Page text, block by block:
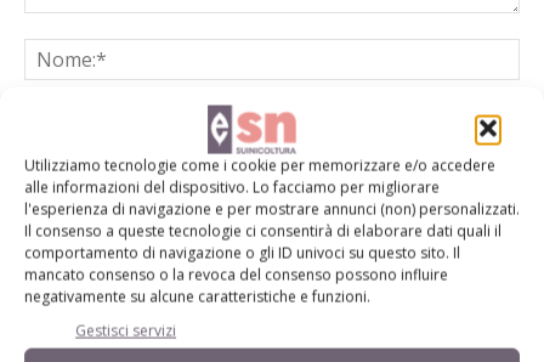
Utilizziamo tecnologie come i cookie per memorizzare e/o accedere
alle informazioni del dispositivo. Lo facciamo per migliorare
l'esperienza di navigazione e per mostrare annunci (non) personalizzati.
Il consenso a queste tecnologie ci consentirà di elaborare dati quali il
comportamento di navigazione o gli ID univoci su questo sito. Il
mancato consenso o la revoca del consenso possono influire
negativamente su alcune caratteristiche e funzioni.
Gestisci servizi
Salva il mio nome, email e sito web in questo browser per la
prossima volta che commento.